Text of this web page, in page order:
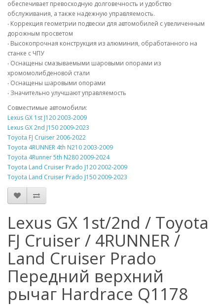
обеспечивает превосходную долговечность и удобство
обслуживания, а также надежную управляемость.
‧ Коррекция геометрии подвески для автомобилей с увеличенным
дорожным просветом
‧ Высокопрочная конструкция из алюминия, обработанного на
станке с ЧПУ
‧ Оснащены смазываемыми шаровыми опорами из
хромомолибденовой стали
‧ Оснащены шаровыми опорами
‧ Значительно улучшают управляемость
Совместимые автомобили:
Lexus GX 1st J120 2003-2009
Lexus GX 2nd J150 2009-2023
Toyota FJ Cruiser 2006-2022
Toyota 4RUNNER 4th N210 2003-2009
Toyota 4Runner 5th N280 2009-2024
Toyota Land Cruiser Prado J120 2002-2009
Toyota Land Cruiser Prado J150 2009-2023
Lexus GX 1st/2nd / Toyota
FJ Cruiser / 4RUNNER /
Land Cruiser Prado
Передний верхний
рычаг Hardrace Q1178